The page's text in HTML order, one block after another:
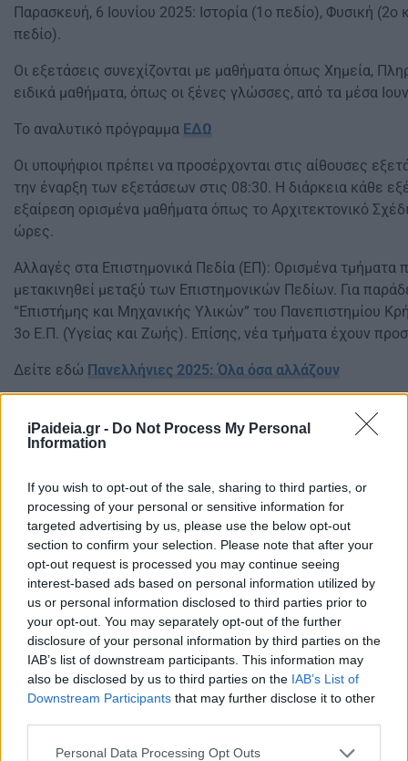
iPaideia.gr - Do Not Process My Personal
Information
If you wish to opt-out of the sale, sharing to third parties, or
processing of your personal or sensitive information for
targeted advertising by us, please use the below opt-out
section to confirm your selection. Please note that after your
opt-out request is processed you may continue seeing
interest-based ads based on personal information utilized by
us or personal information disclosed to third parties prior to
your opt-out. You may separately opt-out of the further
disclosure of your personal information by third parties on the
IAB’s list of downstream participants. This information may
also be disclosed by us to third parties on the IAB’s List of
Downstream Participants that may further disclose it to other
Please note that this website/app uses one or more Google
Personal Data Processing Opt Outs
Παρασκευή, 6 Ιουνίου 2025: Ιστορία (1ο πεδίο), Φυσική (2ο
πεδίο).
Οι εξετάσεις συνεχίζονται με μαθήματα όπως Χημεία,
ειδικά μαθήματα, όπως οι ξένες γλώσσες, από τα μέσα
Το αναλυτικό πρόγραμμα ΕΔΩ
Οι υποψήφιοι πρέπει να προσέρχονται στις αίθουσες
την έναρξη των εξετάσεων στις 08:30. Η διάρκεια κάθε
εξαίρεση ορισμένα μαθήματα όπως το Αρχιτεκτονικό
ώρες​.
Αλλαγές στα Επιστημονικά Πεδία (ΕΠ): Ορισμένα τμήματα
μετακινηθεί μεταξύ των Επιστημονικών Πεδίων. Για
“Επιστήμης και Μηχανικής Υλικών” του Πανεπιστημίου
3ο Ε.Π. (Υγείας και Ζωής). Επίσης, νέα τμήματα έχουν
Δείτε εδώ Πανελλήνιες 2025: Όλα όσα αλλάζουν
Ακολουθείστε το iPaideia.gr στο